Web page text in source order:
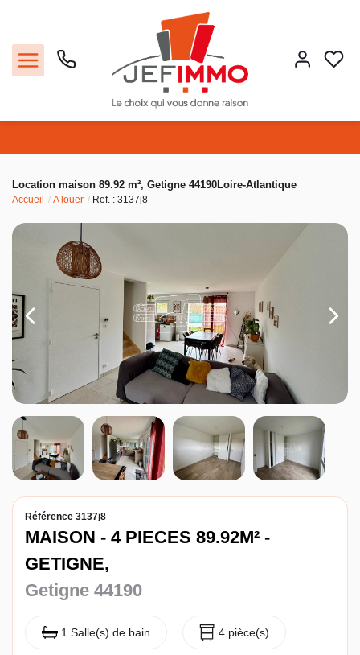
Louer
Vendre
Faire gérer
Estimer
Entreprise
Nos agences
Location maison 89.92 m², Getigne 44190Loire-Atlantique
Accueil A louer Ref. : 3137j8
Référence 3137j8
MAISON - 4 PIECES 89.92M² -
GETIGNE,
Getigne 44190
1 Salle(s) de bain 4 pièce(s)